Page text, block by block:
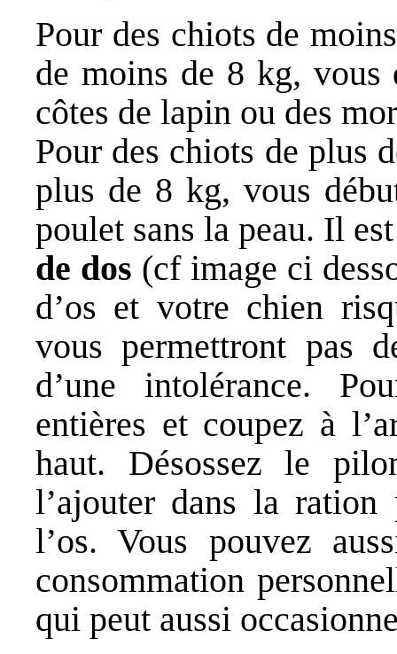
Pour des chiots de
de moins de 8 kg, vous
côtes de lapin ou des
Pour des chiots de plus
plus de 8 kg, vous
poulet sans la peau. Il est
de dos (cf image ci
d’os et votre chien
vous permettront pas
d’une intolérance.
entières et coupez à
haut. Désossez le
l’ajouter dans la
l’os. Vous pouvez
consommation
qui peut aussi